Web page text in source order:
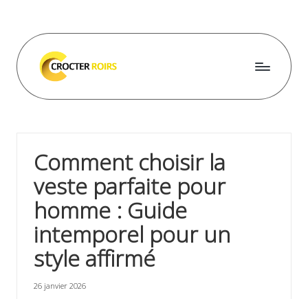
content
C
c
t
e
r
r
o
Comment choisir la
veste parfaite pour
homme : Guide
intemporel pour un
style affirmé
26 janvier 2026